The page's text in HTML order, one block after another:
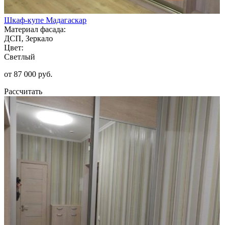
Шкаф-купе Мадагаскар
Материал фасада:
ДСП, Зеркало
Цвет:
Светлый
от 87 000 руб.
Рассчитать